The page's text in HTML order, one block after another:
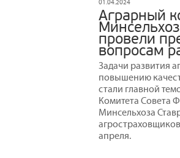
01.04.2024
Аграрный
провели
вопросам
Задачи развития
повышению
стали главной
Комитета Совета
Минсельхоза
апреля.